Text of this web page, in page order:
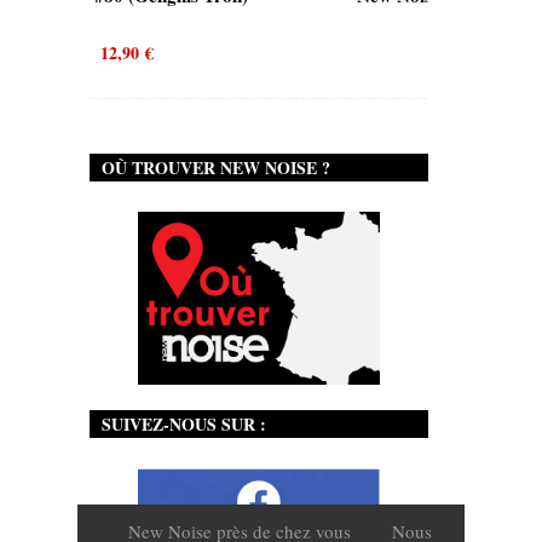
OÙ TROUVER NEW NOISE ?
SUIVEZ-NOUS SUR :
New Noise près de chez vous Nous